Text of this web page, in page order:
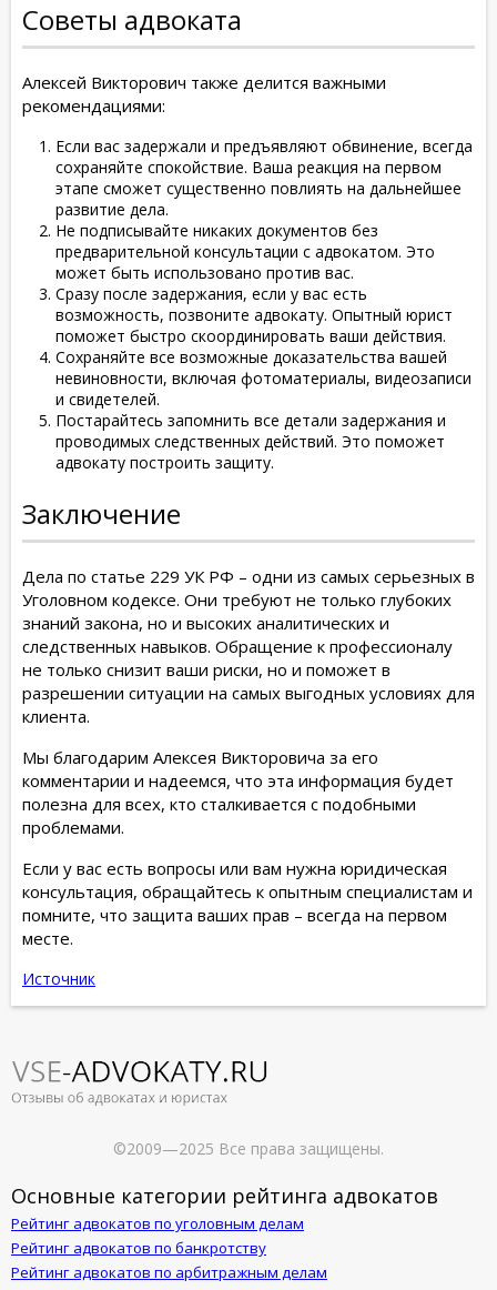
Советы адвоката
Алексей Викторович также делится важными
рекомендациями:
Если вас задержали и предъявляют обвинение, всегда
сохраняйте спокойствие. Ваша реакция на первом
этапе сможет существенно повлиять на дальнейшее
развитие дела.
Не подписывайте никаких документов без
предварительной консультации с адвокатом. Это
может быть использовано против вас.
Сразу после задержания, если у вас есть
возможность, позвоните адвокату. Опытный юрист
поможет быстро скоординировать ваши действия.
Сохраняйте все возможные доказательства вашей
невиновности, включая фотоматериалы, видеозаписи
и свидетелей.
Постарайтесь запомнить все детали задержания и
проводимых следственных действий. Это поможет
адвокату построить защиту.
Заключение
Дела по статье 229 УК РФ – одни из самых серьезных в
Уголовном кодексе. Они требуют не только глубоких
знаний закона, но и высоких аналитических и
следственных навыков. Обращение к профессионалу
не только снизит ваши риски, но и поможет в
разрешении ситуации на самых выгодных условиях для
клиента.
Мы благодарим Алексея Викторовича за его
комментарии и надеемся, что эта информация будет
полезна для всех, кто сталкивается с подобными
проблемами.
Если у вас есть вопросы или вам нужна юридическая
консультация, обращайтесь к опытным специалистам и
помните, что защита ваших прав – всегда на первом
месте.
Источник
©2009—2025 Все права защищены.
Основные категории рейтинга адвокатов
Рейтинг адвокатов по уголовным делам
Рейтинг адвокатов по банкротству
Рейтинг адвокатов по арбитражным делам